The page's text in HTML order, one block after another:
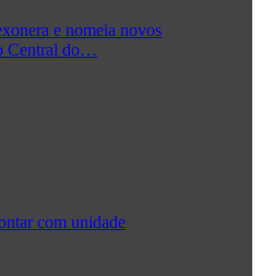
e nomeia novos
Central do…
com unidade